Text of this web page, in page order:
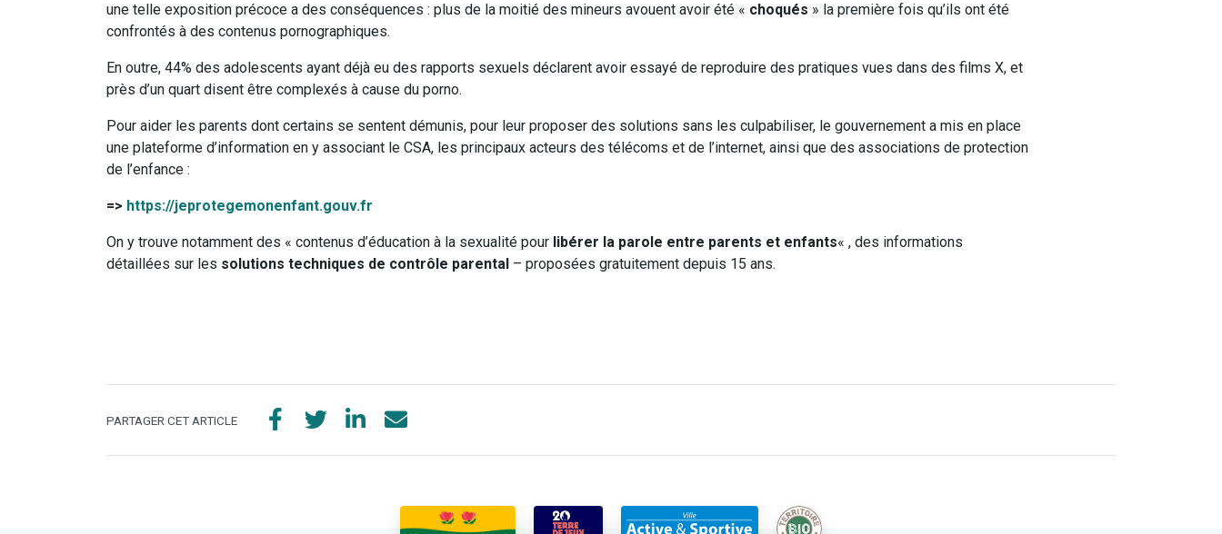
une telle exposition précoce a des conséquences : plus de la moitié des mineurs avouent avoir été « choqués » la première fois qu’ils ont été
confrontés à des contenus pornographiques.
En outre, 44% des adolescents ayant déjà eu des rapports sexuels déclarent avoir essayé de reproduire des pratiques vues dans des films X, et
près d’un quart disent être complexés à cause du porno.
Pour aider les parents dont certains se sentent démunis, pour leur proposer des solutions sans les culpabiliser, le gouvernement a mis en place
une plateforme d’information en y associant le CSA, les principaux acteurs des télécoms et de l’internet, ainsi que des associations de protection
de l’enfance :
=> https://jeprotegemonenfant.gouv.fr
On y trouve notamment des « contenus d’éducation à la sexualité pour libérer la parole entre parents et enfants« , des informations
détaillées sur les solutions techniques de contrôle parental – proposées gratuitement depuis 15 ans.
PARTAGER CET ARTICLE